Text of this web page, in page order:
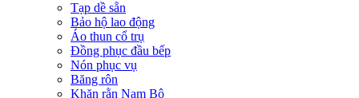
Tạp dề sẵn
Bảo hộ lao động
Áo thun cổ trụ
Đồng phục đầu bếp
Nón phục vụ
Băng rôn
Khăn rằn Nam Bộ